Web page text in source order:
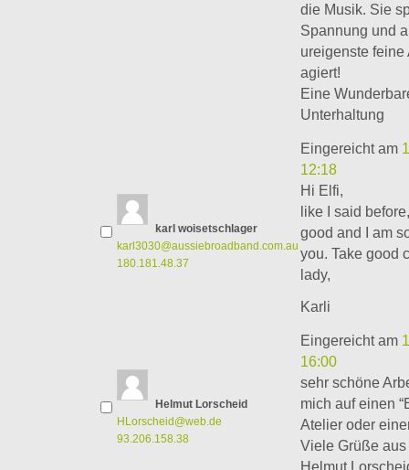
die Musik. Sie
Spannung und
ureigenste feine
agiert!
Eine
Unterhaltung
karl woisetschlager
karl3030@aussiebroadband.com.au
180.181.48.37
Eingereicht am
12:18
Hi Elfi,
like I said
good and I am
you. Take good
lady,
Karli
Helmut Lorscheid
HLorscheid@web.de
93.206.158.38
Eingereicht am
16:00
sehr schöne
mich auf einen
Atelier oder
Viele Grüße
Helmut